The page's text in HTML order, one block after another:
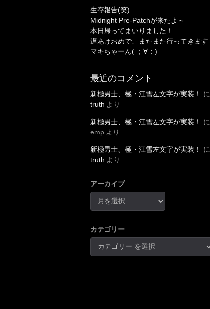
生存報告(笑)
Midnight Pre-Patchが来たよ～
本日帰ってまいりました！
遅あけおめで、またまた行ってきます
マキちゃーん( ；∀；)
最近のコメント
新極男士、極・江雪左文字が実装！
に
truth より
新極男士、極・江雪左文字が実装！
に
emp より
新極男士、極・江雪左文字が実装！
に
truth より
アーカイブ
カテゴリー